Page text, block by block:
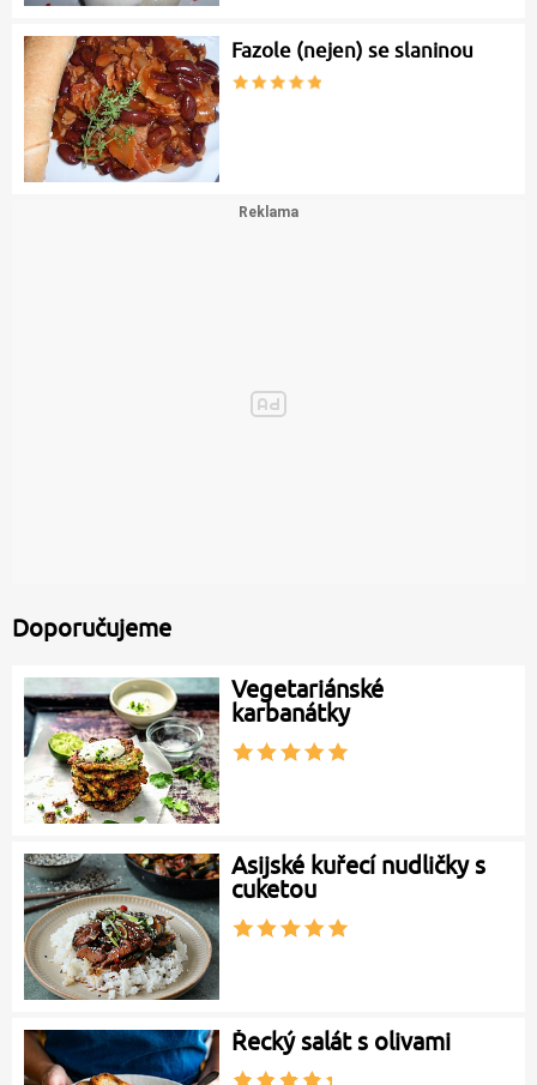
Fazole (nejen) se slaninou
Doporučujeme
Vegetariánské
karbanátky
Asijské kuřecí nudličky s
cuketou
Řecký salát s olivami